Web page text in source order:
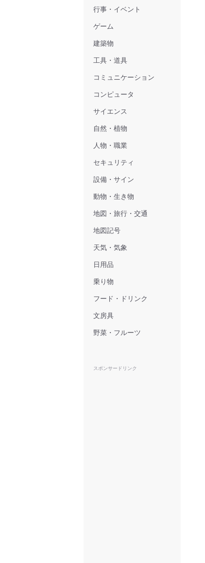
行事・イベント
ゲーム
建築物
工具・道具
コミュニケーション
コンピュータ
サイエンス
自然・植物
人物・職業
セキュリティ
設備・サイン
動物・生き物
地図・旅行・交通
地図記号
天気・気象
日用品
乗り物
フード・ドリンク
文房具
野菜・フルーツ
スポンサードリンク